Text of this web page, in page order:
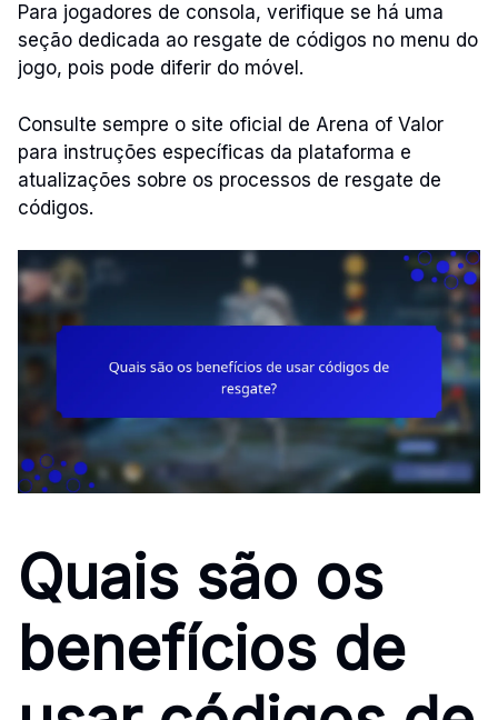
Para jogadores de consola, verifique se há uma
seção dedicada ao resgate de códigos no menu do
jogo, pois pode diferir do móvel.
Consulte sempre o site oficial de Arena of Valor
para instruções específicas da plataforma e
atualizações sobre os processos de resgate de
códigos.
Quais são os
benefícios de